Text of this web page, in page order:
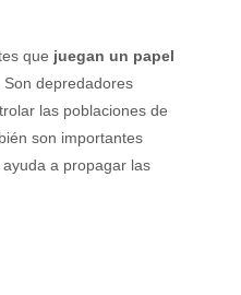
que juegan un papel
Son depredadores
las poblaciones de
son importantes
a propagar las